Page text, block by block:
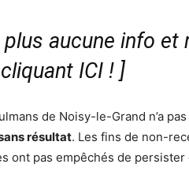
aucune info et
ICI ! ]
de Noisy-le-Grand n’a
résultat. Les fins de non-
ont pas empêchés de persister